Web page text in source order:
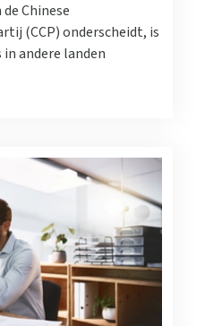
Chinese
(CCP) onderscheidt, is
andere landen